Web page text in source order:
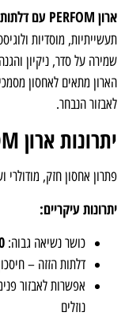
ארון PERFOM עם דלתות הזזה
תעשייתיות, מוסדיות
שמירה על סדר, ניקיון
הארון מתאים לאחסון
לאבזור הנבחר.
יתרונות ארון PERFOM עם דלתות הזזה
פתרון אחסון חזק, מודולרי
יתרונות עיקריים:
כושר נשיאה גבוה:
דלתות הזזה –
אפשרות לאבזור
נוזלים